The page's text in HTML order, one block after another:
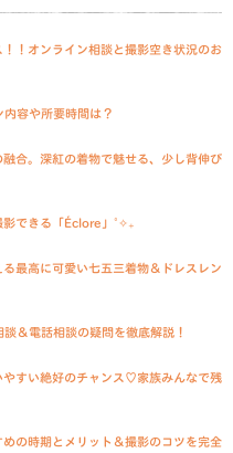
！オンライン相談と撮影空き状況のお
内容や所要時間は？
合。深紅の着物で魅せる、少し背伸び
影できる「Éclore」˚✧₊
最高に可愛い七五三着物＆ドレスレン
＆電話相談の疑問を徹底解説！
すい絶好のチャンス♡家族みんなで残
の時期とメリット＆撮影のコツを完全